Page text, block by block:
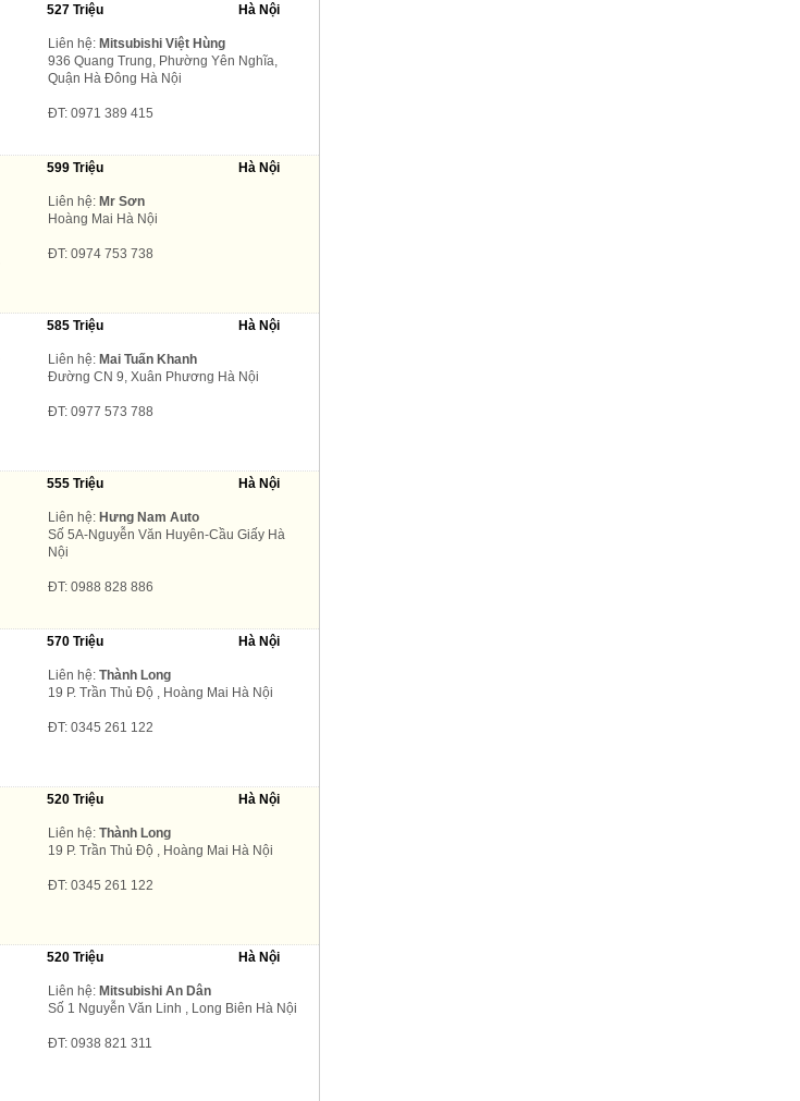
527 Triệu Hà Nội
Liên hệ: Mitsubishi Việt Hùng
936 Quang Trung, Phường Yên Nghĩa,
Quận Hà Đông Hà Nội
ĐT: 0971 389 415
599 Triệu Hà Nội
Liên hệ: Mr Sơn
Hoàng Mai Hà Nội
ĐT: 0974 753 738
585 Triệu Hà Nội
Liên hệ: Mai Tuấn Khanh
Đường CN 9, Xuân Phương Hà Nội
ĐT: 0977 573 788
555 Triệu Hà Nội
Liên hệ: Hưng Nam Auto
Số 5A-Nguyễn Văn Huyên-Cầu Giấy Hà
Nội
ĐT: 0988 828 886
570 Triệu Hà Nội
Liên hệ: Thành Long
19 P. Trần Thủ Độ , Hoàng Mai Hà Nội
ĐT: 0345 261 122
520 Triệu Hà Nội
Liên hệ: Thành Long
19 P. Trần Thủ Độ , Hoàng Mai Hà Nội
ĐT: 0345 261 122
520 Triệu Hà Nội
Liên hệ: Mitsubishi An Dân
Số 1 Nguyễn Văn Linh , Long Biên Hà Nội
ĐT: 0938 821 311